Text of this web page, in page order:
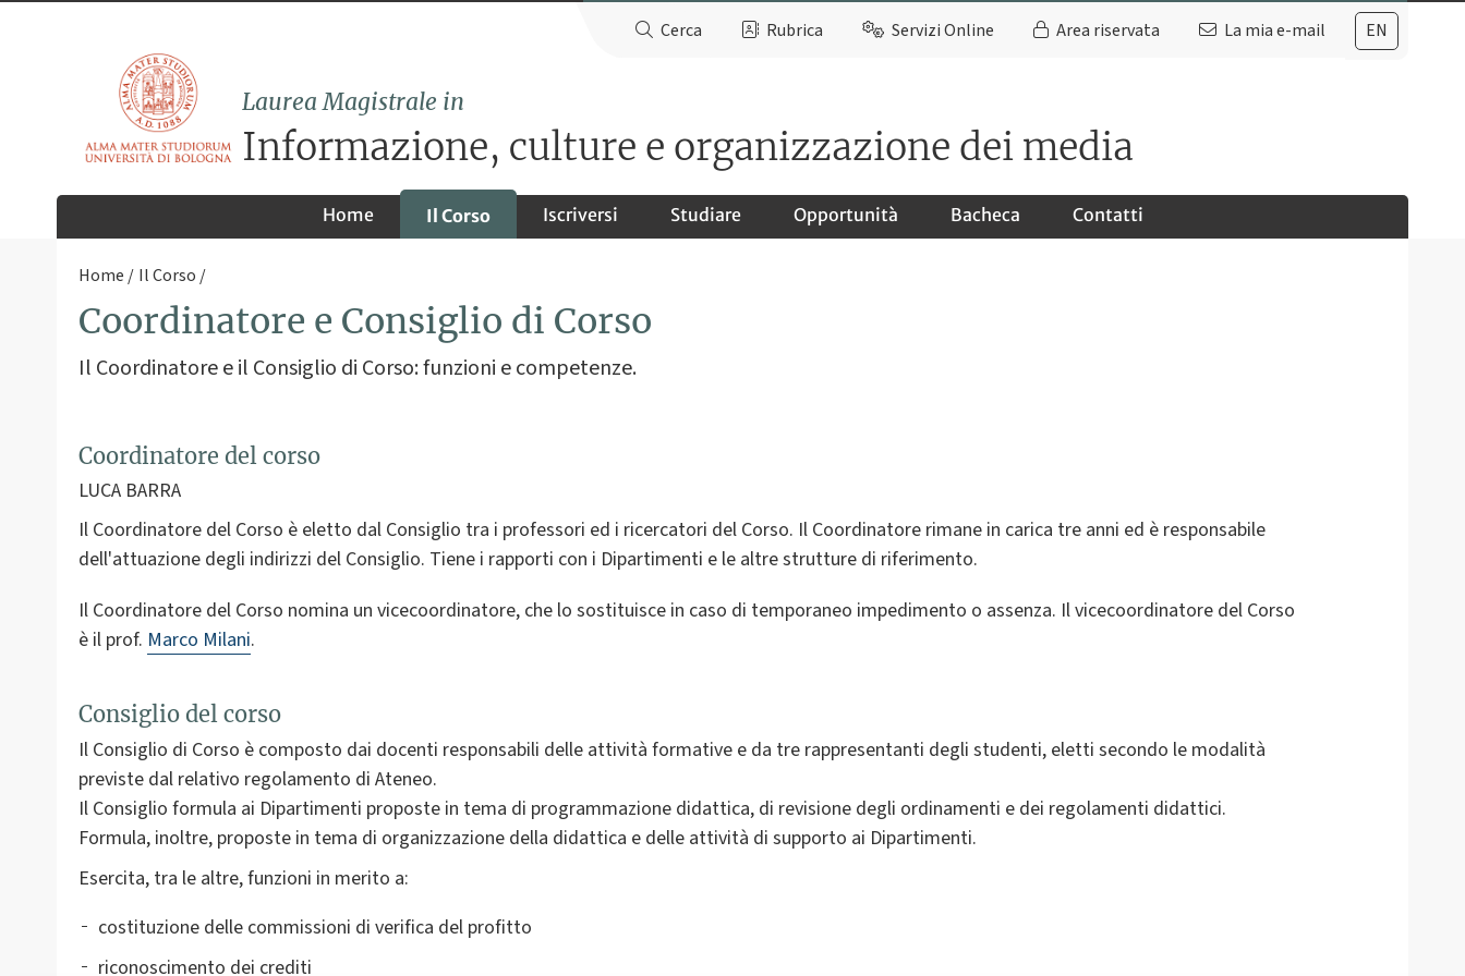
EN
Cerca Rubrica Servizi Online Area riservata La mia e-mail
Laurea Magistrale in
Informazione, culture e organizzazione dei media
Home Il Corso Iscriversi Studiare Opportunità Bacheca Contatti
Home Il Corso
Coordinatore e Consiglio di Corso
Il Coordinatore e il Consiglio di Corso: funzioni e competenze.
Coordinatore del corso
LUCA BARRA
Il Coordinatore del Corso è eletto dal Consiglio tra i professori ed i ricercatori del Corso. Il Coordinatore rimane in carica tre anni ed è responsabile
dell'attuazione degli indirizzi del Consiglio. Tiene i rapporti con i Dipartimenti e le altre strutture di riferimento.
Il Coordinatore del Corso nomina un vicecoordinatore, che lo sostituisce in caso di temporaneo impedimento o assenza. Il vicecoordinatore del Corso
è il prof. Marco Milani.
Consiglio del corso
Il Consiglio di Corso è composto dai docenti responsabili delle attività formative e da tre rappresentanti degli studenti, eletti secondo le modalità
previste dal relativo regolamento di Ateneo.
Il Consiglio formula ai Dipartimenti proposte in tema di programmazione didattica, di revisione degli ordinamenti e dei regolamenti didattici.
Formula, inoltre, proposte in tema di organizzazione della didattica e delle attività di supporto ai Dipartimenti.
Esercita, tra le altre, funzioni in merito a:
costituzione delle commissioni di verifica del profitto
riconoscimento dei crediti